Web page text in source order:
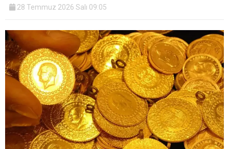
28 Temmuz 2026 Salı 09:05